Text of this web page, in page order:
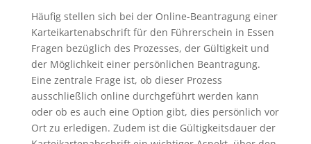
Häufig stellen sich bei der Online-Beantragung einer
Karteikartenabschrift für den Führerschein in Essen
Fragen bezüglich des Prozesses, der Gültigkeit und
der Möglichkeit einer persönlichen Beantragung.
Eine zentrale Frage ist, ob dieser Prozess
ausschließlich online durchgeführt werden kann
oder ob es auch eine Option gibt, dies persönlich vor
Ort zu erledigen. Zudem ist die Gültigkeitsdauer der